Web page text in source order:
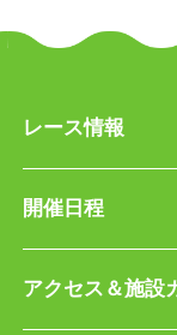
レース情報
開催日程
アクセス＆施設